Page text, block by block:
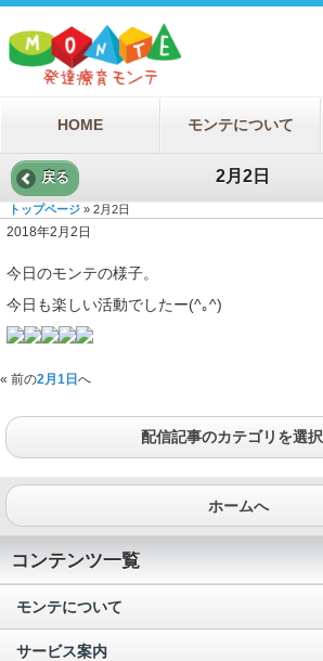
HOME モンテについて
戻る 2月2日
トップページ » 2月2日
2018年2月2日
今日のモンテの様子。
今日も楽しい活動でしたー(^｡^)
« 前の2月1日 へ
配信記事のカテゴリを選択
ホームへ
コンテンツ一覧
モンテについて
サービス案内